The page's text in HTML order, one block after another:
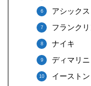
アシックス
フランク
ナイキ
ディマリニ
イーストン